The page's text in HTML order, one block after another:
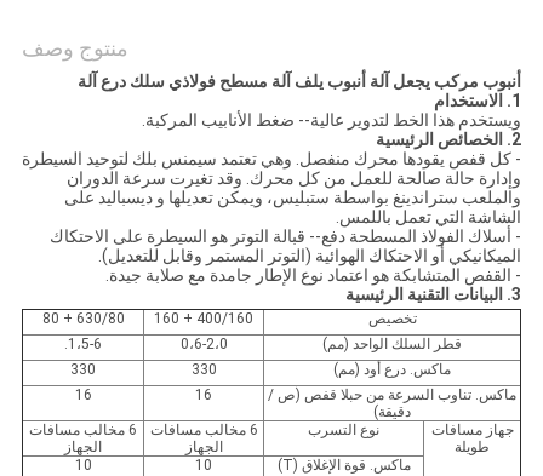
منتوج وصف
أنبوب مركب يجعل آلة أنبوب يلف آلة مسطح فولاذي سلك درع آلة
1. الاستخدام
ويستخدم هذا الخط لتدوير عالية-- ضغط الأنابيب المركبة.
2. الخصائص الرئيسية
- كل قفص يقودها محرك منفصل. وهي تعتمد سيمنس بلك لتوحيد السيطرة
وإدارة حالة صالحة للعمل من كل محرك. وقد تغيرت سرعة الدوران
والملعب ستراندينغ بواسطة ستبليس، ويمكن تعديلها و ديسباليد على
الشاشة التي تعمل باللمس.
- أسلاك الفولاذ المسطحة دفع-- قبالة التوتر هو السيطرة على الاحتكاك
الميكانيكي أو الاحتكاك الهوائية (التوتر المستمر وقابل للتعديل).
- القفص المتشابكة هو اعتماد نوع الإطار جامدة مع صلابة جيدة.
3. البيانات التقنية الرئيسية
تخصيص 400/160 + 160
630/80 + 80
قطر السلك الواحد (مم)
0،6-2،0
1،5-6.
ماكس. درع أود (مم)
330
330
ماكس. تناوب السرعة من حبلا قفص (ص /
دقيقة)
16
16
جهاز مسافات
طويلة
نوع التسرب
6 مخالب مسافات
الجهاز
6 مخالب مسافات
الجهاز
ماكس. قوة الإغلاق (T)
10
10